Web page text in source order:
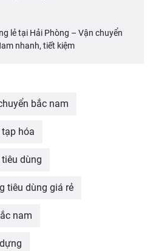
lẻ tại Hải Phòng – Vận chuyển
nhanh, tiết kiệm
bắc nam
hóa
dùng
tiêu dùng giá rẻ
nam